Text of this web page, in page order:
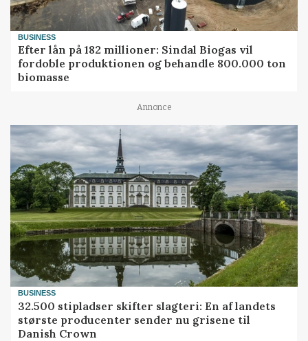
BUSINESS
Efter lån på 182 millioner: Sindal Biogas vil
fordoble produktionen og behandle 800.000 ton
biomasse
Annonce
BUSINESS
32.500 stipladser skifter slagteri: En af landets
største producenter sender nu grisene til
Danish Crown